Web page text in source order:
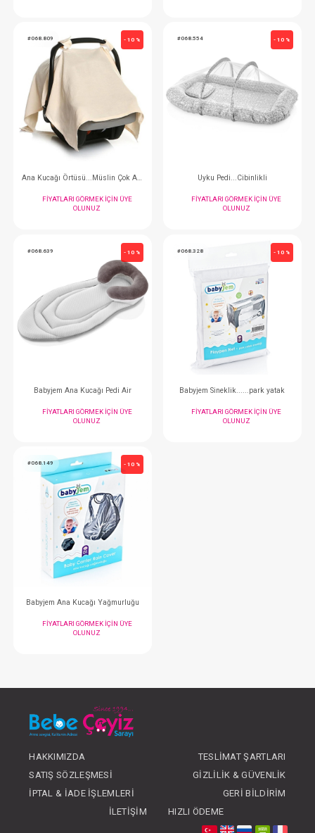
Yatak... Tummy İlk Yatağım
FIYATLARI GÖRMEK IÇIN ÜYE
OLUNUZ
Ana Kucağı
FIYATLARI
#068.809
FIYATLARI GÖRMEK IÇIN ÜYE
#068.554
Uyku
FIYATLARI
#068.639
Babyjem Ana Kucağı Pedi Air
OLUNUZ
#068.328
HAKKIMIZDA
TESLIMAT ŞARTLARI
SATIŞ SÖZLEŞMESI
GIZLILIK & GÜVENLIK
İPTAL & İADE İŞLEMLERI
GERI BILDIRIM
İLETIŞIM
HIZLI ÖDEME